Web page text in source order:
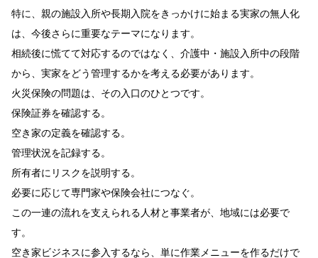
特に、親の施設入所や長期入院をきっかけに始まる実家の無人化
は、今後さらに重要なテーマになります。
相続後に慌てて対応するのではなく、介護中・施設入所中の段階
から、実家をどう管理するかを考える必要があります。
火災保険の問題は、その入口のひとつです。
保険証券を確認する。
空き家の定義を確認する。
管理状況を記録する。
所有者にリスクを説明する。
必要に応じて専門家や保険会社につなぐ。
この一連の流れを支えられる人材と事業者が、地域には必要で
す。
空き家ビジネスに参入するなら、単に作業メニューを作るだけで